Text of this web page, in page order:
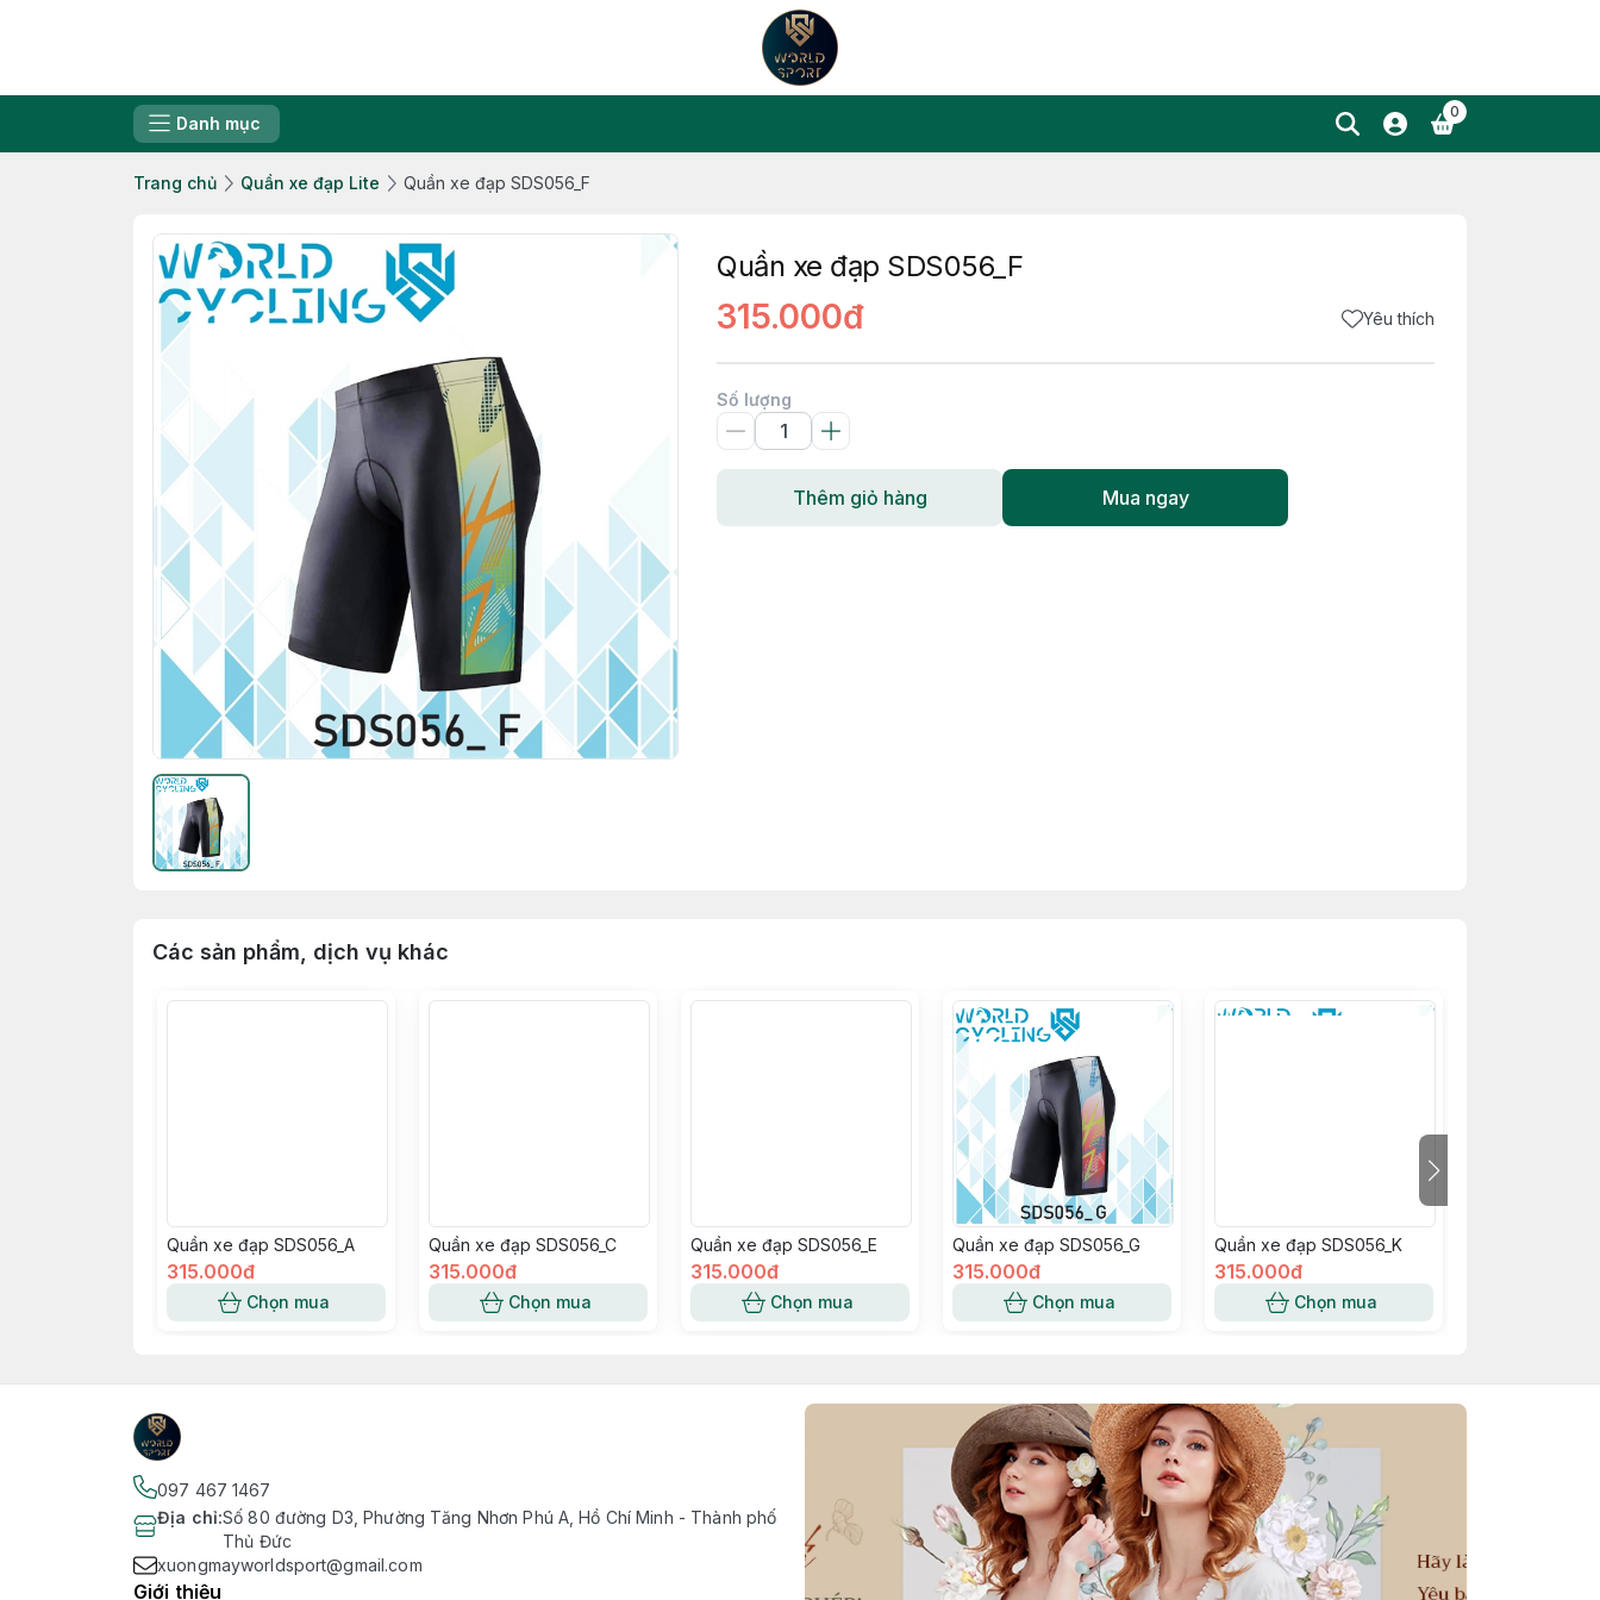
Danh mục
0
Trang chủ Quần xe đạp Lite Quần xe đạp SDS056_F
Quần xe đạp SDS056_F
315.000đ Yêu thích
Số lượng
Thêm giỏ hàng Mua ngay
Các sản phẩm, dịch vụ khác
Quần xe đạp SDS056_A
315.000đ
Chọn mua
Quần xe đạp SDS056_C
315.000đ
Chọn mua
Quần xe đạp SDS056_E
315.000đ
Chọn mua
Quần xe đạp SDS056_G
315.000đ
Chọn mua
Quần xe đạp SDS056_K
315.000đ
Chọn mua
097 467 1467
Địa chỉ:Số 80 đường D3, Phường Tăng Nhơn Phú A, Hồ Chí Minh - Thành phố
Thủ Đức
xuongmayworldsport@gmail.com
Giới thiệu